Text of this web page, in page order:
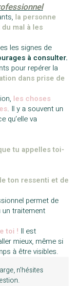
la personne
mal à les
les signes de
à consulter.
pour repérer la
dans prise de
les choses
. Il y a souvent un
qu’elle va
tu appelles toi-
ton ressenti et de
permet de
traitement
toi ! Il est
mieux, même si
à être visibles.
n’hésites